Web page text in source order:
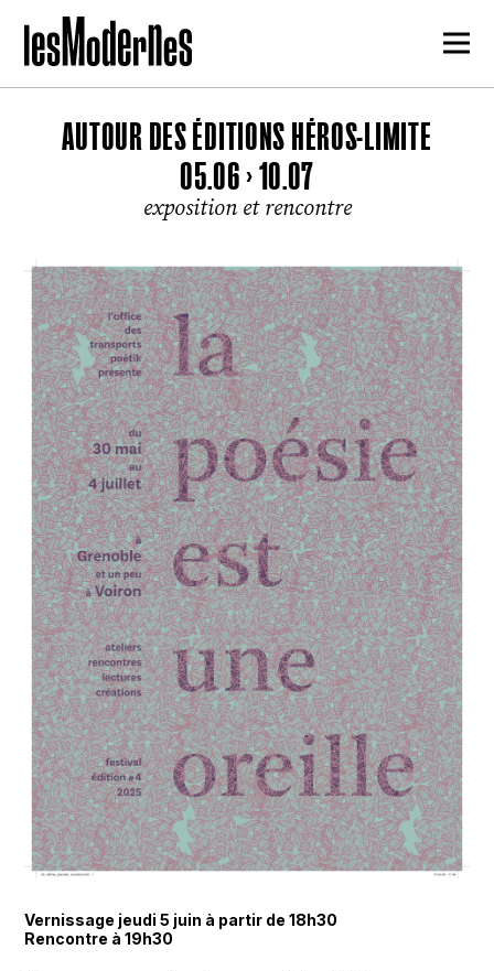
AUTOUR DES ÉDITIONS HÉROS-LIMITE
05.06 > 10.07
exposition et rencontre
Vernissage jeudi 5 juin à partir de 18h30
Rencontre à 19h30